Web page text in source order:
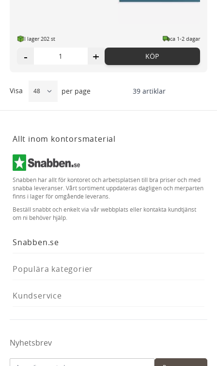
I lager 202 st ca 1-2 dagar
- + KÖP
39artiklar
Visa per page
Allt inom kontorsmaterial
Snabben har allt för kontoret och arbetsplatsen till bra priser och med
snabba leveranser. Vårt sortiment uppdateras dagligen och merparten
finns i lager för omgående leverans.
Beställ snabbt och enkelt via vår webbplats eller kontakta kundtjänst
om ni behöver hjälp.
Snabben.se
Populära kategorier
Kundservice
Nyhetsbrev